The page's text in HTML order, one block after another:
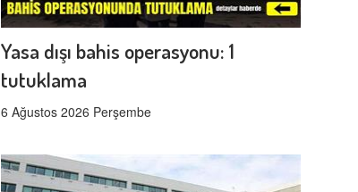
Yasa dışı bahis operasyonu: 1
tutuklama
6 Ağustos 2026 Perşembe